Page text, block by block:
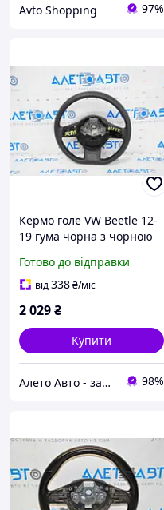
Avto Shopping 97%
Кермо голе VW Beetle 12-
19 гума чорна з чорною
5C0419091AN041
Готово до відправки
від338₴/міс
2 029₴
Купити
Алето Авто - запчастини на авто зі США 98%